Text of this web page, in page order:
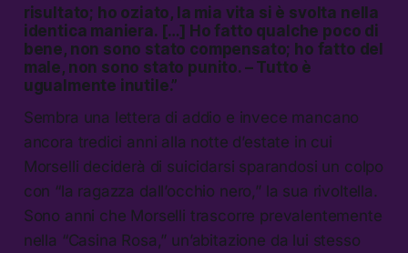
risultato; ho oziato, la mia vita si è svolta nella
identica maniera. […] Ho fatto qualche poco di
bene, non sono stato compensato; ho fatto del
male, non sono stato punito. – Tutto è
ugualmente inutile.”
Sembra una lettera di addio e invece mancano
ancora tredici anni alla notte d’estate in cui
Morselli deciderà di suicidarsi sparandosi un colpo
con “la ragazza dall’occhio nero,” la sua rivoltella.
Sono anni che Morselli trascorre prevalentemente
nella “Casina Rosa,” un’abitazione da lui stesso